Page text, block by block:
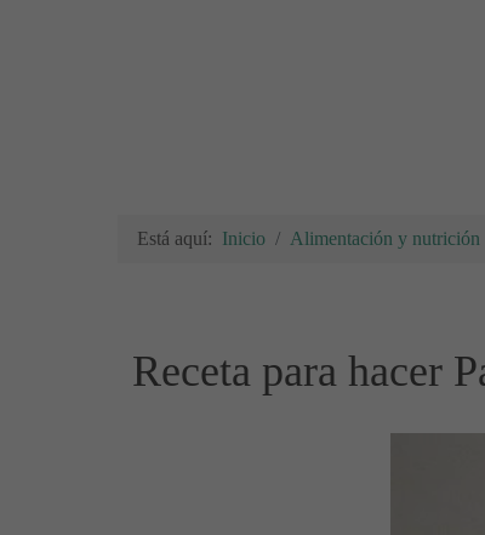
Está aquí: Inicio Alimentación y nutrición
Receta para hacer